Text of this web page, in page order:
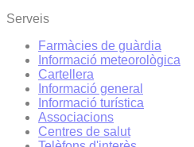
Serveis
Farmàcies de guàrdia
Informació meteorològica
Cartellera
Informació general
Informació turística
Associacions
Centres de salut